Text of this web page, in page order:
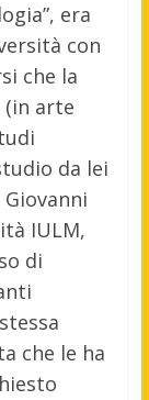
era
con
che la
(in arte
da lei
IULM,
di
che le ha